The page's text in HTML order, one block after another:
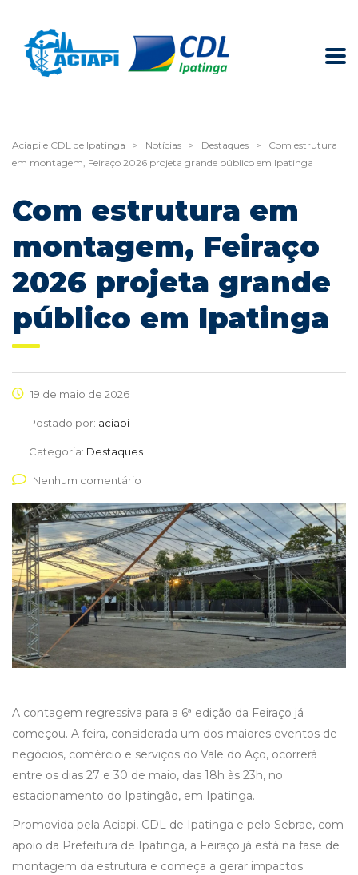
Aciapi e CDL de Ipatinga > Notícias > Destaques >
Com estrutura
em montagem, Feiraço 2026 projeta grande público em Ipatinga
Com estrutura em
montagem, Feiraço
2026 projeta grande
público em Ipatinga
19 de maio de 2026
Postado por: aciapi
Categoria: Destaques
Nenhum comentário
A contagem regressiva para a 6ª edição da Feiraço já
começou. A feira, considerada um dos maiores eventos de
negócios, comércio e serviços do Vale do Aço, ocorrerá
entre os dias 27 e 30 de maio, das 18h às 23h, no
estacionamento do Ipatingão, em Ipatinga.
Promovida pela Aciapi, CDL de Ipatinga e pelo Sebrae, com
apoio da Prefeitura de Ipatinga, a Feiraço já está na fase de
montagem da estrutura e começa a gerar impactos